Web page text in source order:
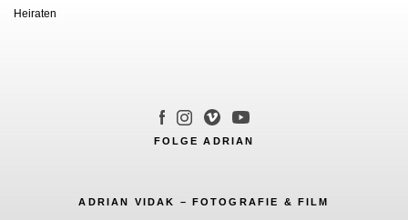
Heiraten
FOLGE ADRIAN
ADRIAN VIDAK – FOTOGRAFIE & FILM